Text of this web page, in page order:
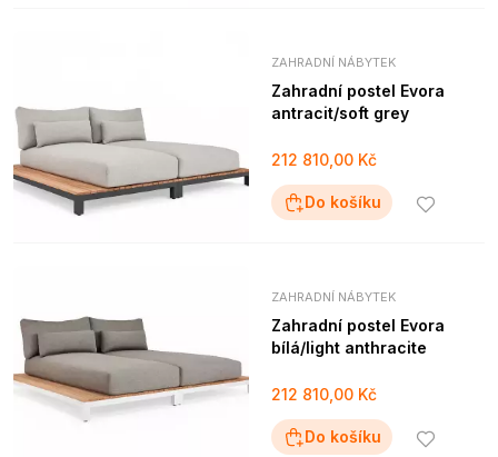
ZAHRADNÍ NÁBYTEK
Zahradní postel Evora
antracit/soft grey
212 810,00 Kč
Do košíku
ZAHRADNÍ NÁBYTEK
Zahradní postel Evora
bílá/light anthracite
212 810,00 Kč
Do košíku